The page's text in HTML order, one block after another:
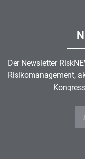
Der Newsletter
Risikomanagement,